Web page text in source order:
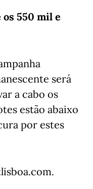
550 mil e
será
a cabo os
estão abaixo
por estes